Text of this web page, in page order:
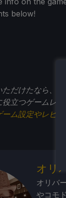
below!
だけたなら、
立つゲームレ
ーム設定やレビュ
オリ
オリバ
やコモ